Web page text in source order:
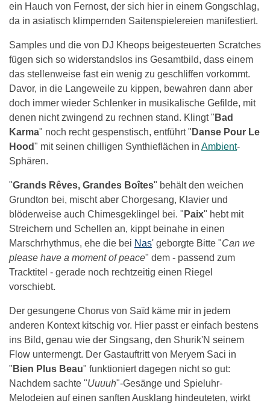
ein Hauch von Fernost, der sich hier in einem Gongschlag,
da in asiatisch klimpernden Saitenspielereien manifestiert.
Samples und die von DJ Kheops beigesteuerten Scratches
fügen sich so widerstandslos ins Gesamtbild, dass einem
das stellenweise fast ein wenig zu geschliffen vorkommt.
Davor, in die Langeweile zu kippen, bewahren dann aber
doch immer wieder Schlenker in musikalische Gefilde, mit
denen nicht zwingend zu rechnen stand. Klingt " Bad
Karma" noch recht gespenstisch, entführt " Danse Pour Le
Hood" mit seinen chilligen Synthieflächen in Ambient-
Sphären.
"Grands Rêves, Grandes Boîtes" behält den weichen
Grundton bei, mischt aber Chorgesang, Klavier und
blöderweise auch Chimesgeklingel bei. " Paix" hebt mit
Streichern und Schellen an, kippt beinahe in einen
Marschrhythmus, ehe die bei Nas' geborgte Bitte "Can we
please have a moment of peace" dem - passend zum
Tracktitel - gerade noch rechtzeitig einen Riegel
vorschiebt.
Der gesungene Chorus von Saïd käme mir in jedem
anderen Kontext kitschig vor. Hier passt er einfach bestens
ins Bild, genau wie der Singsang, den Shurik'N seinem
Flow untermengt. Der Gastauftritt von Meryem Saci in
" Bien Plus Beau" funktioniert dagegen nicht so gut:
Nachdem sachte "Uuuuh"-Gesänge und Spieluhr-
Melodeien auf einen sanften Ausklang hindeuteten, wirkt